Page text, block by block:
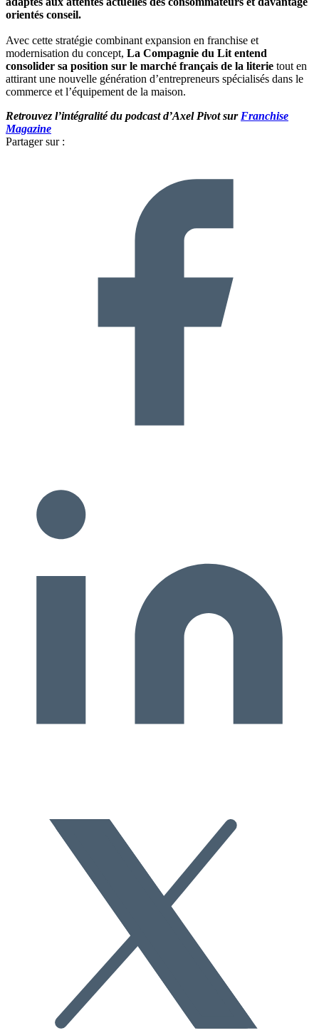
orientés conseil.
Avec cette stratégie combinant expansion en franchise et
modernisation du concept, La Compagnie du Lit entend
consolider sa position sur le marché français de la literie tout en
attirant une nouvelle génération d’entrepreneurs spécialisés dans le
commerce et l’équipement de la maison.
Retrouvez l’intégralité du podcast d’Axel Pivot sur Franchise
Magazine
Partager sur :